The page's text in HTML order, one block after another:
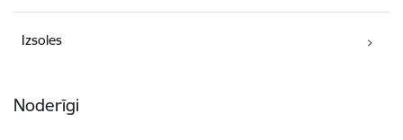
Izsoles
Noderīgi